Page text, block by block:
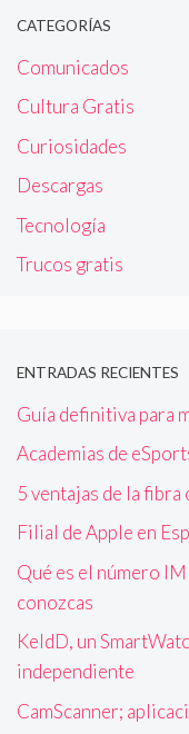
CATEGORÍAS
Comunicados
Cultura Gratis
Curiosidades
Descargas
Tecnología
Trucos gratis
ENTRADAS RECIENTES
Guía definitiva para
Academias de
5 ventajas de la
Filial de Apple en
Qué es el número
conozcas
KeldD, un
independiente
CamScanner;